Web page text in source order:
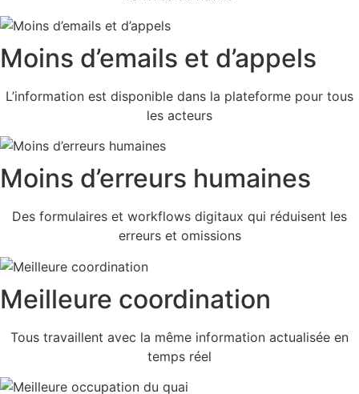
Moins d’emails et d’appels
L’information est disponible dans la plateforme pour tous
les acteurs
Moins d’erreurs humaines
Des formulaires et workflows digitaux qui réduisent les
erreurs et omissions
Meilleure coordination
Tous travaillent avec la même information actualisée en
temps réel